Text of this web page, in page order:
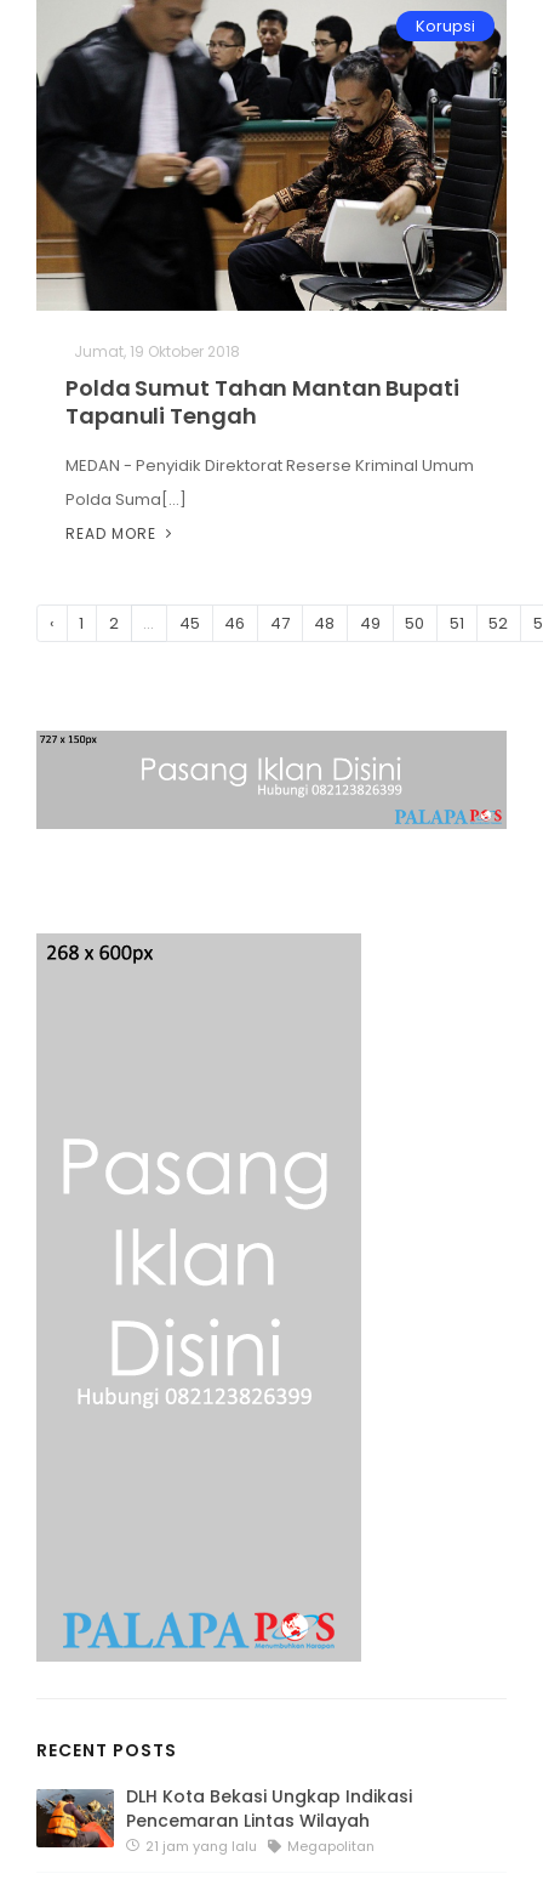
Korupsi
Jumat, 19 Oktober 2018
Polda Sumut Tahan Mantan Bupati
Tapanuli Tengah
MEDAN - Penyidik Direktorat Reserse Kriminal Umum
Polda Suma[...]
READ MORE
‹ 1 2 ... 45 46 47 48 49 50 51 52
RECENT POSTS
DLH Kota Bekasi Ungkap Indikasi
Pencemaran Lintas Wilayah
21 jam yang lalu Megapolitan